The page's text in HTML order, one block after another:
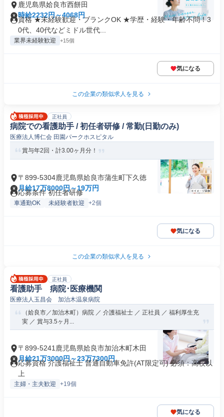
鹿児島県姶良市西餅田
時給2232円～4068円
資格 ★未経験歓迎・ブランクOK ★学歴・経験・年齢不問！3
0代、40代などミドル世代...
業界未経験歓迎 +15個
気になる
この企業の類似求人を見る
正社員
病院での看護助手 / 初任者研修 / 常勤(日勤のみ)
医療法人博仁会 田園パークホスピタル
賞与年2回・計3.00ヶ月分！
〒899-5304鹿児島県姶良市蒲生町下久徳
月給17万8000円～19万円
応募条件 初任者研修
車通勤OK 未経験者歓迎 +2個
気になる
この企業の類似求人を見る
正社員
看護助手 病院･医療機関
医療法人玉昌会 加治木温泉病院
（姶良市／加治木町）病院 ／ 介護福祉士 ／ 正社員 ／ 福利厚生充
実 ／ 賞与3.5ヶ月...
〒899-5241鹿児島県姶良市加治木町木田
月給21万3000円～23万7300円
応募資格 介護福祉士 普通自動車免許(AT限定可) 必須：高校以
上
主婦・主夫歓迎 +19個
気になる